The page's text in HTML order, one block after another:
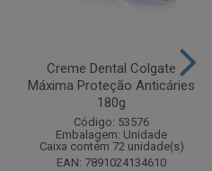
Creme Dental Colgate
Máxima Proteção Anticáries
180g
Código: 53576
Embalagem: Unidade
Caixa contém 72 unidade(s)
EAN: 7891024134610